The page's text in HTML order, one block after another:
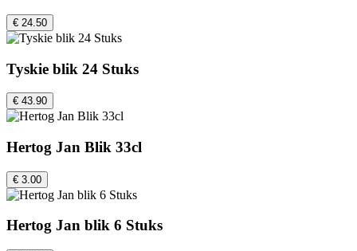
€ 24.50
Tyskie blik 24 Stuks
€ 43.90
Hertog Jan Blik 33cl
€ 3.00
Hertog Jan blik 6 Stuks